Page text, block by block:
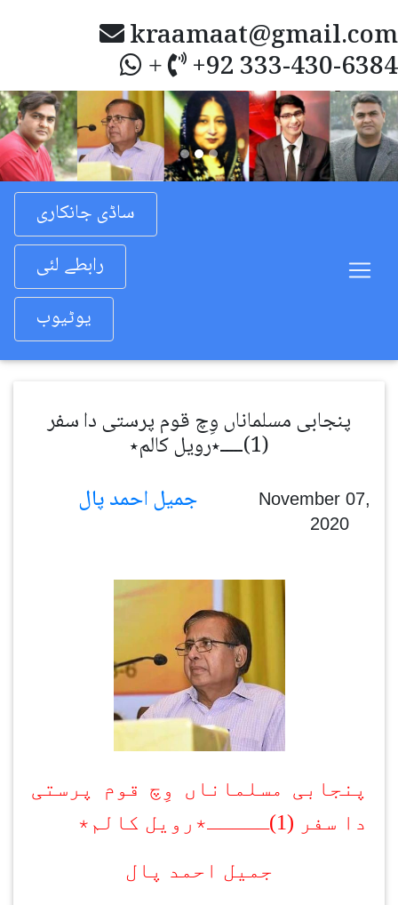
kraamaat@gmail.com
+ +92 333-430-6384
Previous
ساڈی جانکاری
رابطے لئی
یوٹیوب
پنجابی مسلماناں وِچ قوم پرستی دا سفر
(1)ـــــ٭رویل کالم٭
November 07,
2020
پنجابی مسلماناں وِچ قوم پرستی
دا سفر (1)
ـــــ٭رویل کالم٭
جمیل احمد پال